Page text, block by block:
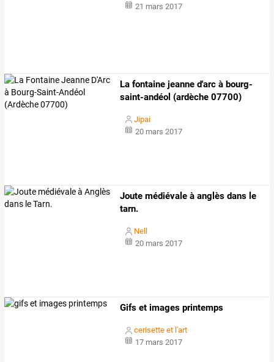
21 mars 2017
La fontaine jeanne d'arc à bourg-
saint-andéol (ardèche 07700)
Jipai
20 mars 2017
Joute médiévale à anglès dans le
tarn.
Nell
20 mars 2017
Gifs et images printemps
cerisette et l'art
17 mars 2017